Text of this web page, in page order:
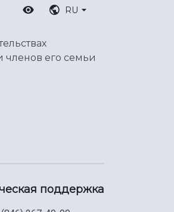
RU
членов его семьи
поддержка